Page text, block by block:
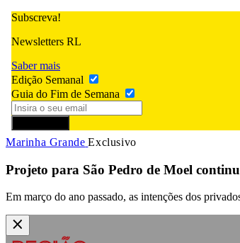
Subscreva!
Newsletters RL
Saber mais
Edição Semanal
Guia do Fim de Semana
Marinha Grande Exclusivo
Projeto para São Pedro de Moel
Em março do ano passado, as intenções dos